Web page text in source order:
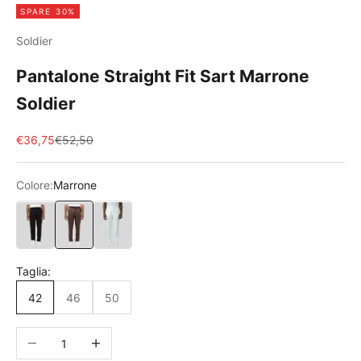
SPARE 30%
Soldier
Pantalone Straight Fit Sart Marrone
Soldier
Angebot
€36,75Regulärer Preis
€52,50
Colore:Marrone
Nero
Marrone Bianco
Taglia:
42
46 50
Anzahl verringernAnzahl erhöhen